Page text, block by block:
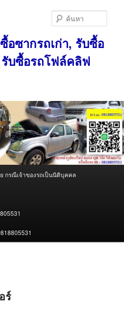
อซากรถเก่า, รับซื้อ
บซื้อรถโฟล์คลิฟ
กรณีเจ้าของรถเป็นนิติบุคคล
ร์